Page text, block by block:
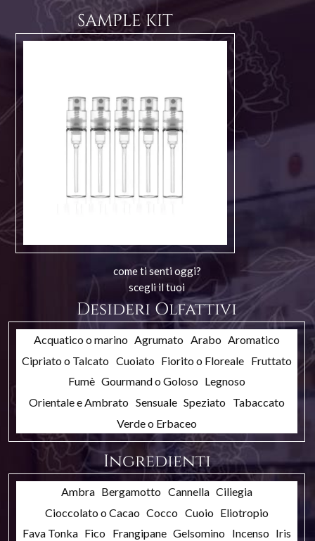
SAMPLE KIT
come ti senti oggi?
scegli il tuoi
Desideri Olfattivi
Acquatico o marino Agrumato Arabo Aromatico
Cipriato o Talcato Cuoiato Fiorito o Floreale Fruttato
Fumè Gourmand o Goloso Legnoso
Orientale e Ambrato Sensuale Speziato Tabaccato
Verde o Erbaceo
Ingredienti
Ambra Bergamotto Cannella Ciliegia
Cioccolato o Cacao Cocco Cuoio Eliotropio
Fava Tonka Fico Frangipane Gelsomino Incenso Iris